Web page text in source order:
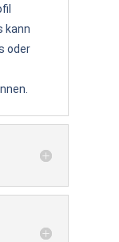
kann
oder